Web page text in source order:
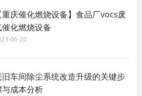
重庆催化燃烧设备】食品厂vocs废
催化燃烧设备
06-20
旧车间除尘系统改造升级的关键步
与成本分析